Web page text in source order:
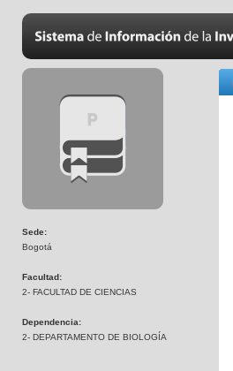
Sede:
Bogotá
Facultad:
2- FACULTAD DE CIENCIAS
Dependencia:
2- DEPARTAMENTO DE BIOLOGÍA